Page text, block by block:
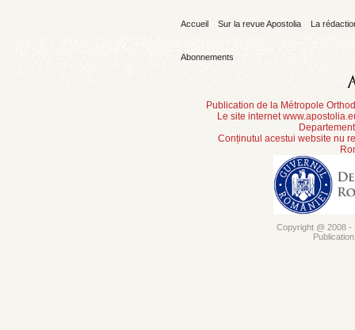
Accueil Sur la revue Apostolia La
Abonnements
Publication de la Métropole
Le site internet
Conținutul acestui website nu
Copyright @ 2008 -